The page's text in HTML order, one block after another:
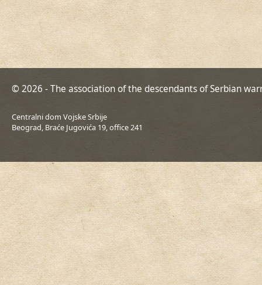
© 2026 - The association of the descendants of Serbian
Centralni dom Vojske Srbije
Beograd, Braće Jugovića 19, office 241